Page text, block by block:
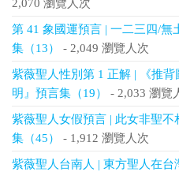
2,070 瀏覽人次
第 41 象國運預言 | 一二三四/無
集（13）
- 2,049 瀏覽人次
紫薇聖人性別第 1 正解 | 《推
明』預言集（19）
- 2,033 瀏覽
紫薇聖人女假預言 | 此女非聖
集（45）
- 1,912 瀏覽人次
紫薇聖人台南人 | 東方聖人在